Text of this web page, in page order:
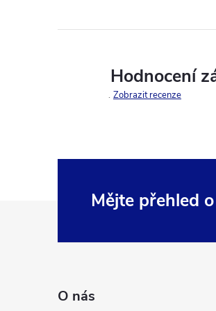
Hodnocení
Zobrazit recenze
Mějte přehled
O nás